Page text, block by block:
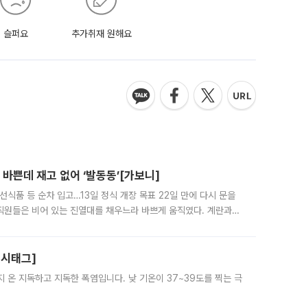
슬퍼요 추가취재 원해요
쁜데 재고 없어 ‘발동동’[가보니]
식품 등 순차 입고…13일 정식 개장 목표 22일 만에 다시 문을
들은 비어 있는 진열대를 채우느라 바쁘게 움직였다. 계란과
태그]
온 지독하고 지독한 폭염입니다. 낮 기온이 37~39도를 찍는 극